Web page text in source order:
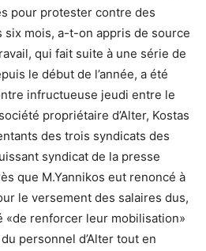
pour protester contre des
six mois, a-t-on appris de source
qui fait suite à une série de
le début de l’année, a été
infructueuse jeudi entre le
propriétaire d’Alter, Kostas
des trois syndicats des
syndicat de la presse
que M.Yannikos eut renoncé à
le versement des salaires dus,
«de renforcer leur mobilisation»
personnel d’Alter tout en